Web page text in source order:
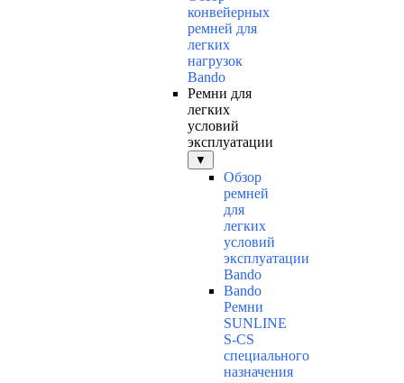
конвейерных
ремней для
легких
нагрузок
Bando
Ремни для
легких
условий
эксплуатации
▼
Обзор
ремней
для
легких
условий
эксплуатации
Bando
Bando
Ремни
SUNLINE
S-CS
специального
назначения